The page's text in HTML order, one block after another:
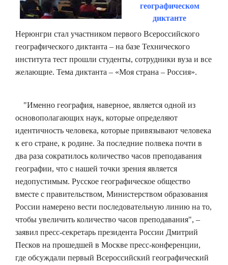
географическом
диктанте
Нерюнгри стал участником первого Всероссийского
географического диктанта – на базе Технического
института тест прошли студенты, сотрудники вуза и все
желающие. Тема диктанта – «Моя страна – Россия».
"Именно география, наверное, является одной из
основополагающих наук, которые определяют
идентичность человека, которые привязывают человека
к его стране, к родине. За последние полвека почти в
два раза сократилось количество часов преподавания
географии, что с нашей точки зрения является
недопустимым. Русское географическое общество
вместе с правительством, Министерством образования
России намерено вести последовательную линию на то,
чтобы увеличить количество часов преподавания", –
заявил пресс-секретарь президента России Дмитрий
Песков на прошедшей в Москве пресс-конференции,
где обсуждали первый Всероссийский географический